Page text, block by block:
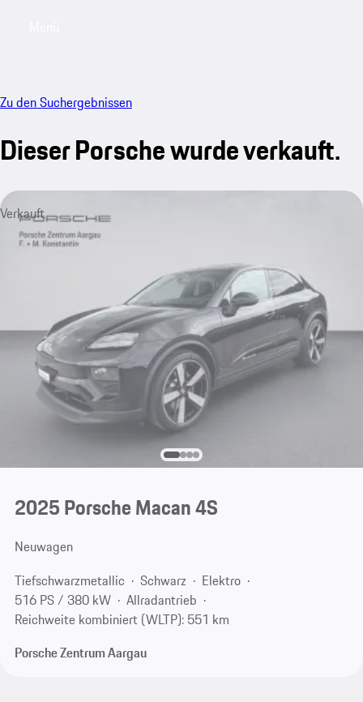
Zu den Suchergebnissen
Dieser Porsche wurde verkauft.
Verkauft
2025 Porsche Macan 4S
Neuwagen
Tiefschwarzmetallic
Schwarz
Elektro
516 PS / 380 kW
Allradantrieb
Reichweite kombiniert (WLTP): 551 km
Porsche Zentrum Aargau